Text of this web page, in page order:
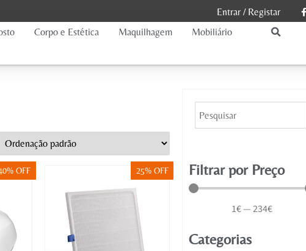
Entrar/ Registar
Corpo e Estética Maquilhagem Mobiliário
OFF 25% OFF Filtrar por Preço
1€—234€
Categorias